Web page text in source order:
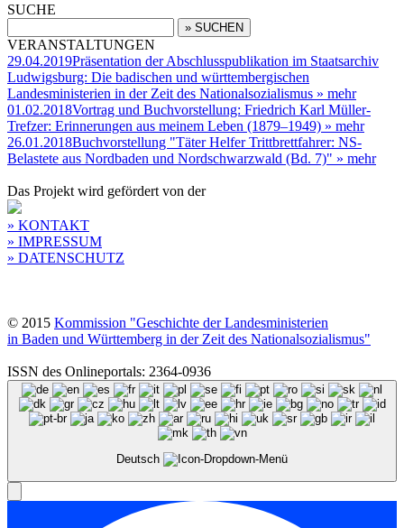
SUCHE
VERANSTALTUNGEN
29.04.2019Präsentation der Abschlusspublikation im Staatsarchiv
Ludwigsburg: Die badischen und württembergischen
Landesministerien in der Zeit des Nationalsozialismus » mehr
01.02.2018Vortrag und Buchvorstellung: Friedrich Karl Müller-
Trefzer: Erinnerungen aus meinem Leben (1879–1949) » mehr
26.01.2018Buchvorstellung "Täter Helfer Trittbrettfahrer: NS-
Belastete aus Nordbaden und Nordschwarzwald (Bd. 7)" » mehr
Das Projekt wird gefördert von der
» KONTAKT
» IMPRESSUM
» DATENSCHUTZ
© 2015 Kommission "Geschichte der Landesministerien
in Baden und Württemberg in der Zeit des Nationalsozialismus"
ISSN des Onlineportals: 2364-0936
Deutsch